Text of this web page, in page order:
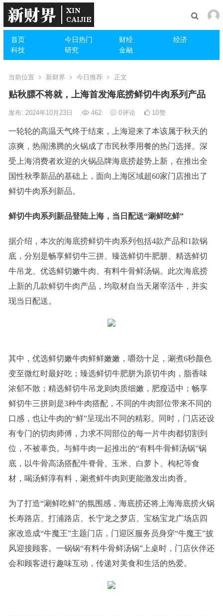
首页 今日热门 财经
经济
科技
研究 金融
当前位置 新财界 今日推荐 正文
贴秋膘不将就，上海首发海底捞鲜切牛肉系列产品
发布: 2024年10月23日 462 0评论 10赞
一轮轮的高温天气终于结束，上海迎来了本该属于秋天的
凉爽，热闹沸腾的火锅成了市民秋季用餐的热门选择。深
受上海消费者欢迎的火锅品牌海底捞趁势上新，在推出全
国性秋季新品的基础上，面向上海区域超60家门店推出了
鲜切牛肉系列新品。
鲜切牛肉系列新品登陆上海，当日配送“涮鲜吃鲜”
据介绍，本次的海底捞鲜切牛肉系列包括4款产品和1款锅
底，分别是畅享鲜切牛三拼、臻选鲜切牛肥胼、精选鲜切
牛吊龙、优选鲜切嫩牛肉、有料牛骨鲜汤锅。此次海底捞
上新的几款鲜切牛肉产品，均取材自当天屠宰活牛，并实
现当日配送。
其中，优选鲜切嫩牛肉鲜鲜嫩嫩，嚼劲十足，涮煮6秒颜色
变至微红时最好吃；臻选鲜切牛肥胼为原切牛肉，脂香味
浓郁不散；精选鲜切牛吊龙则肉质细嫩，肥瘦适中；畅享
鲜切牛三拼则是3种牛肉搭配，不同的牛肉部位带来不同的
口感，也让牛肉的“鲜”呈现出不同的精彩。同时，门店还设
有专门的切肉师傅，力求不同部位的每一片牛肉都切割到
位，不被辜负。与鲜牛肉一起推出的“有料牛骨鲜汤锅”锅
底，以牛骨高汤搭配牛脊骨、玉米、白萝卜、枸杞等食
材，喝汤鲜淳有料，涮煮鲜牛肉则更能激发出肉香。
为了打造“涮鲜吃鲜”的氛围感，海底捞还将上海海底捞火锅
长寿路店、打浦路店、长宁龙之梦店、宝杨宝龙广场店四
家改造成“牛魔王”主题门店，门迎区服务员身穿“牛魔王”披
风迎接顾客。一锅锅“有料牛骨鲜汤锅”上桌时，门店伙伴还
会和顾客进行趣味互动，传递对美食和生活的热爱。